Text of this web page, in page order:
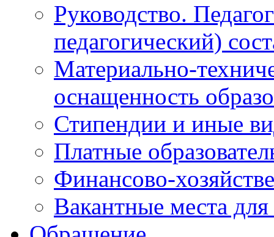
Руководство.
педагогический)
Материально-
оснащенность
Стипендии и иные
Платные
Финансово-
Вакантные места